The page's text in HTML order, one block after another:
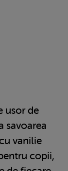
usor de
savoarea
vanilie
copii,